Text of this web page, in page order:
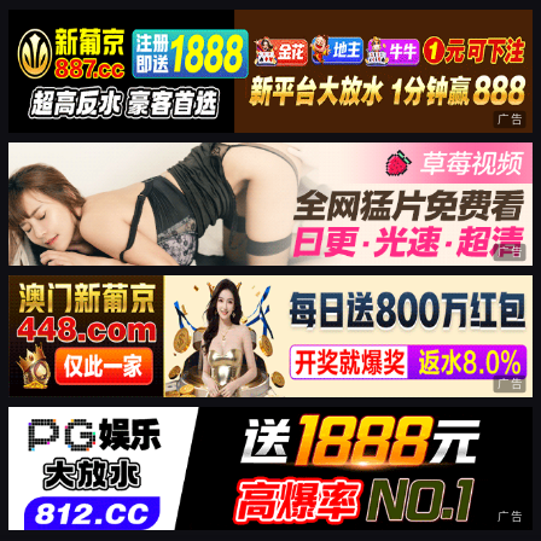
广告
广告
广告
广告